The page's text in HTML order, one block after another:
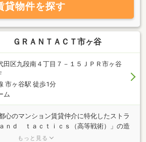
貸物件を探す
ＧＲＡＮＴＡＣＴ市ヶ谷
田区九段南４丁目７－１５ＪＰＲ市ヶ谷
市ヶ谷駅 徒歩1分
ム
心のマンション賃貸仲介に特化したストラ
ｎｄ ｔａｃｔｉｃｓ（高等戦術）」の造
ＣＴ（グランタクト）は都心のマンション
もっと見る